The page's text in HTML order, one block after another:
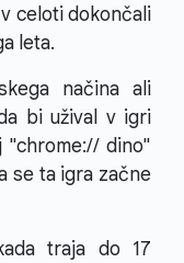
celoti dokončali
leta.
načina ali
bi užival v igri
"chrome:// dino"
se ta igra začne
traja do 17